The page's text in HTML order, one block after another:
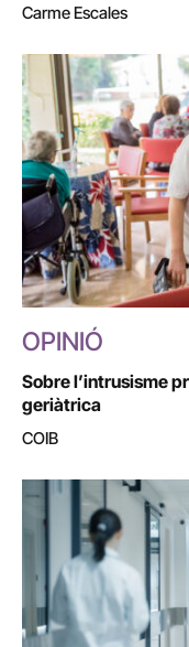
Carme Escales
OPINIÓ
Sobre l’intrusisme
geriàtrica
COIB